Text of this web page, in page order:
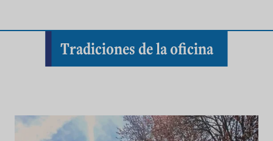
Tradiciones de la oficina